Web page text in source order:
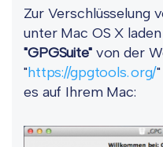
Zur Verschlüsselung
unter Mac OS X
"GPGSuite"von der
"https://gpgtools.org/
es auf Ihrem Mac: